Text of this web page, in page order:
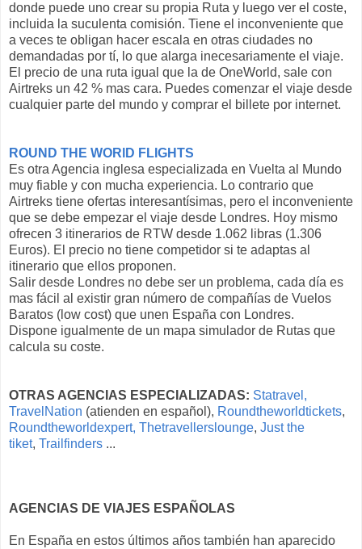
donde puede uno crear su propia Ruta y luego ver el coste,
incluida la suculenta comisión. Tiene el inconveniente que
a veces te obligan hacer escala en otras ciudades no
demandadas por tí, lo que alarga inecesariamente el viaje.
El precio de una ruta igual que la de OneWorld, sale con
Airtreks un 42 % mas cara. Puedes comenzar el viaje desde
cualquier parte del mundo y comprar el billete por internet.
ROUND THE WORlD FLIGHTS
Es otra Agencia inglesa especializada en Vuelta al Mundo
muy fiable y con mucha experiencia. Lo contrario que
Airtreks tiene ofertas interesantísimas, pero el inconveniente
que se debe empezar el viaje desde Londres. Hoy mismo
ofrecen 3 itinerarios de RTW desde 1.062 libras (1.306
Euros). El precio no tiene competidor si te adaptas al
itinerario que ellos proponen.
Salir desde Londres no debe ser un problema, cada día es
mas fácil al existir gran número de compañías de Vuelos
Baratos (low cost) que unen España con Londres.
Dispone igualmente de un mapa simulador de Rutas que
calcula su coste.
OTRAS AGENCIAS ESPECIALIZADAS: Statravel,
TravelNation (atienden en español), Roundtheworldtickets,
Roundtheworldexpert, Thetravellerslounge, Just the
tiket, Trailfinders ...
AGENCIAS DE VIAJES ESPAÑOLAS
En España en estos últimos años también han aparecido